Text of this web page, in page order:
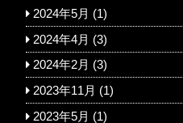
2024年5月 (1)
2024年4月 (3)
2024年2月 (3)
2023年11月 (1)
2023年5月 (1)